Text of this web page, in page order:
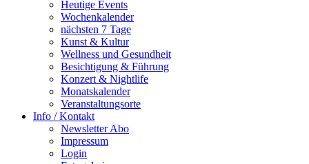
Heutige Events
Wochenkalender
nächsten 7 Tage
Kunst & Kultur
Wellness und Gesundheit
Besichtigung & Führung
Konzert & Nightlife
Monatskalender
Veranstaltungsorte
Info / Kontakt
Newsletter Abo
Impressum
Login